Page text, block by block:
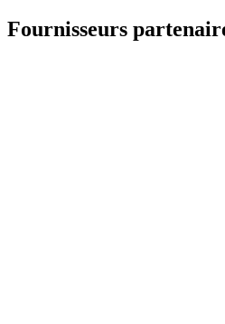
Fournisseurs